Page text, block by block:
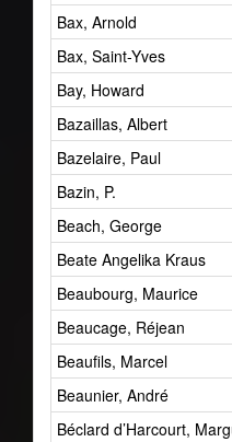
Bax, Arnold
Bax, Saint-Yves
Bay, Howard
Bazaillas, Albert
Bazelaire, Paul
Bazin, P.
Beach, George
Beate Angelika Kraus
Beaubourg, Maurice
Beaucage, Réjean
Beaufils, Marcel
Beaunier, André
Béclard d’Harcourt,